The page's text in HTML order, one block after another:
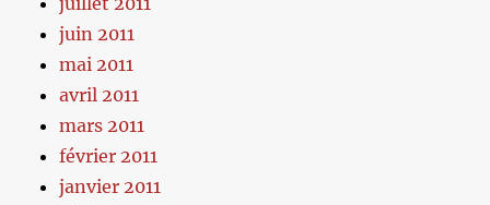
juin 2011
mai 2011
avril 2011
mars 2011
février 2011
janvier 2011